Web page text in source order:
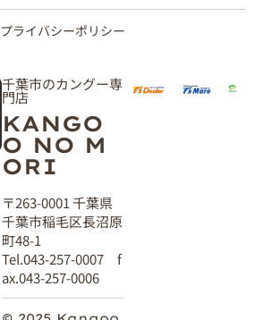
プライバシーポリシー
千葉市のカングー専
門店
KANGO
O NO M
ORI
〒263-0001 千葉県
千葉市稲毛区長沼原
町48-1
Tel.043-257-0007 f
ax.043-257-0006